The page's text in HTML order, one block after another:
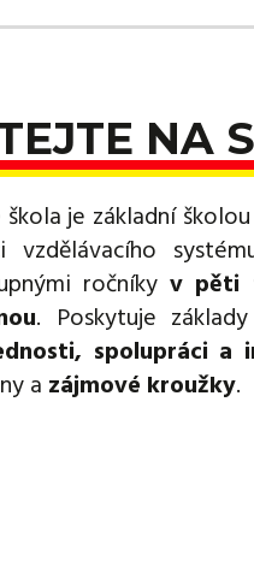
NA
škola je základní
vzdělávacího
ročníkyv pěti
. Poskytuje
spolupráci a
a zájmové kroužky.